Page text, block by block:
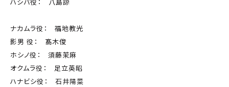
ハシバ役： 八島諒
ナカムラ役： 福地教光
影男 役： 髙木俊
ホシノ役： 須藤茉麻
オクムラ役： 足立英昭
ハナビシ役： 石井陽菜